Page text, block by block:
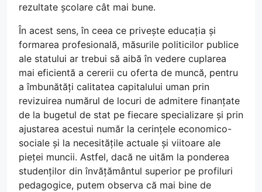
rezultate școlare cât mai bune.
În acest sens, în ceea ce privește educația și
formarea profesională, măsurile politicilor publice
ale statului ar trebui să aibă în vedere cuplarea
mai eficientă a cererii cu oferta de muncă, pentru
a îmbunătăți calitatea capitalului uman prin
revizuirea numărul de locuri de admitere finanțate
de la bugetul de stat pe fiecare specializare și prin
ajustarea acestui număr la cerințele economico-
sociale și la necesitățile actuale și viitoare ale
pieței muncii. Astfel, dacă ne uităm la ponderea
studenților din învățământul superior pe profiluri
pedagogice, putem observa că mai bine de